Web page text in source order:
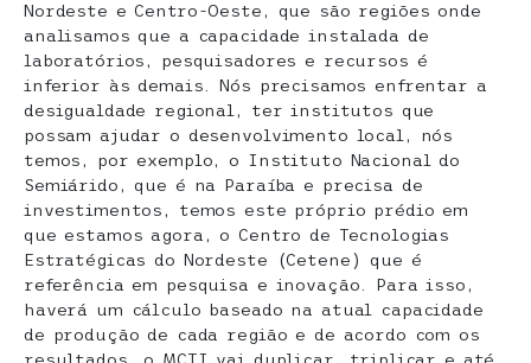
Nordeste e Centro-Oeste, que são regiões onde
analisamos que a capacidade instalada de
laboratórios, pesquisadores e recursos é
inferior às demais. Nós precisamos enfrentar a
desigualdade regional, ter institutos que
possam ajudar o desenvolvimento local, nós
temos, por exemplo, o Instituto Nacional do
Semiárido, que é na Paraíba e precisa de
investimentos, temos este próprio prédio em
que estamos agora, o Centro de Tecnologias
Estratégicas do Nordeste (Cetene) que é
referência em pesquisa e inovação. Para isso,
haverá um cálculo baseado na atual capacidade
de produção de cada região e de acordo com os